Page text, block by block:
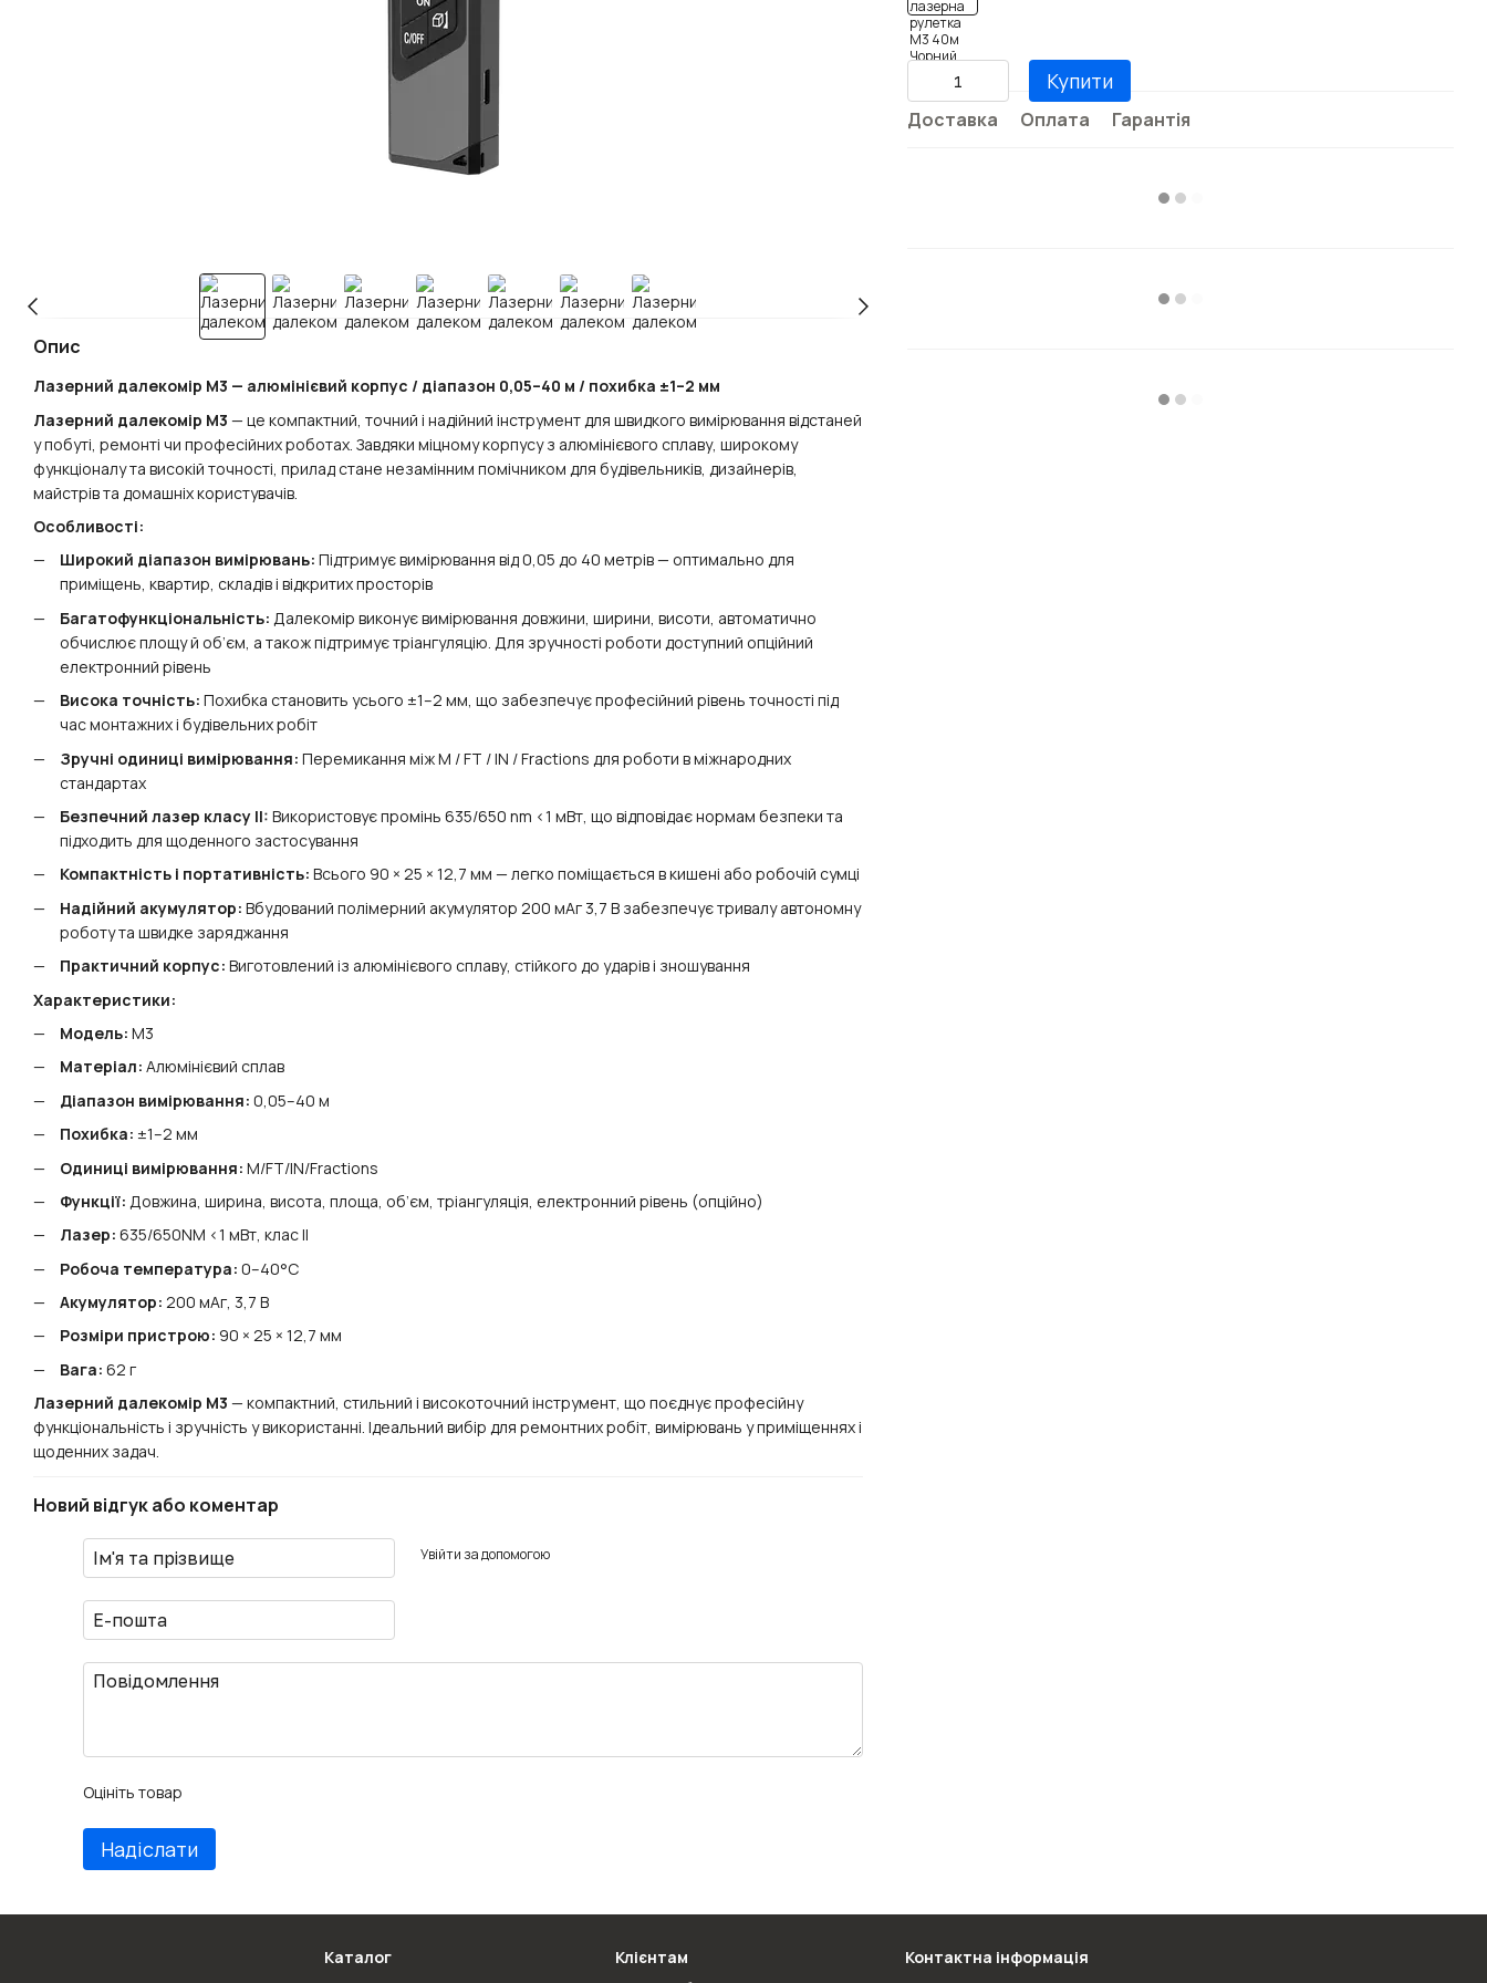
Опис
Лазерний далекомір M3 — алюмінієвий корпус / діапазон 0,05–40 м / похибка ±1–2 мм
Лазерний далекомір M3 — це компактний, точний і надійний інструмент для швидкого вимірювання відстаней
у побуті, ремонті чи професійних роботах. Завдяки міцному корпусу з алюмінієвого сплаву, широкому
функціоналу та високій точності, прилад стане незамінним помічником для будівельників, дизайнерів,
майстрів та домашніх користувачів.
Особливості:
Широкий діапазон вимірювань: Підтримує вимірювання від 0,05 до 40 метрів — оптимально для
приміщень, квартир, складів і відкритих просторів
Багатофункціональність: Далекомір виконує вимірювання довжини, ширини, висоти, автоматично
обчислює площу й об’єм, а також підтримує тріангуляцію. Для зручності роботи доступний опційний
електронний рівень
Висока точність: Похибка становить усього ±1–2 мм, що забезпечує професійний рівень точності під
час монтажних і будівельних робіт
Зручні одиниці вимірювання: Перемикання між M / FT / IN / Fractions для роботи в міжнародних
стандартах
Безпечний лазер класу II: Використовує промінь 635/650 nm <1 мВт, що відповідає нормам безпеки та
підходить для щоденного застосування
Компактність і портативність: Всього 90 × 25 × 12,7 мм — легко поміщається в кишені або робочій сумці
Надійний акумулятор: Вбудований полімерний акумулятор 200 мАг 3,7 В забезпечує тривалу автономну
роботу та швидке заряджання
Практичний корпус: Виготовлений із алюмінієвого сплаву, стійкого до ударів і зношування
Характеристики:
Модель: M3
Матеріал: Алюмінієвий сплав
Діапазон вимірювання: 0,05–40 м
Похибка: ±1–2 мм
Одиниці вимірювання: M/FT/IN/Fractions
Функції: Довжина, ширина, висота, площа, об’єм, тріангуляція, електронний рівень (опційно)
Лазер: 635/650NM <1 мВт, клас II
Робоча температура: 0–40°C
Акумулятор: 200 мАг, 3,7 В
Розміри пристрою: 90 × 25 × 12,7 мм
Вага: 62 г
Лазерний далекомір M3 — компактний, стильний і високоточний інструмент, що поєднує професійну
функціональність і зручність у використанні. Ідеальний вибір для ремонтних робіт, вимірювань у приміщеннях і
щоденних задач.
Новий відгук або коментар
Увійти за допомогою
Оцініть товар
Надіслати
Купити
Доставка Оплата Гарантія
Каталог Клієнтам Контактна інформація